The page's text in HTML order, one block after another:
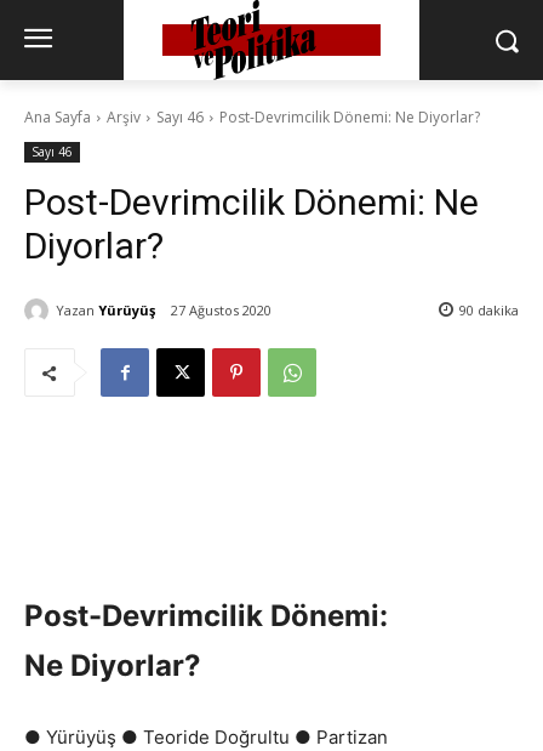
Ana Sayfa Arşiv Sayı 46 Post-Devrimcilik Dönemi: Ne Diyorlar?
Sayı 46
Post-Devrimcilik Dönemi: Ne
Diyorlar?
Yazan Yürüyüş 27 Ağustos 2020 90 dakika
Post-Devrimcilik Dönemi:
Ne Diyorlar?
● Yürüyüş ● Teoride Doğrultu ● Partizan